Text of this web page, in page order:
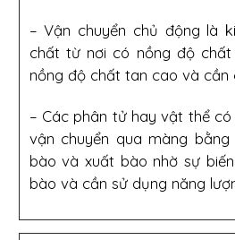
– Vận chuyển chủ động là
chất từ nơi có nồng độ
nồng độ chất tan cao và cần
– Các phân tử hay vật thể
vận chuyển qua màng
bào và xuất bào nhờ sự
bào và cần sử dụng năng